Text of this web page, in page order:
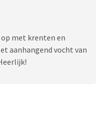
met krenten en
aanhangend vocht van